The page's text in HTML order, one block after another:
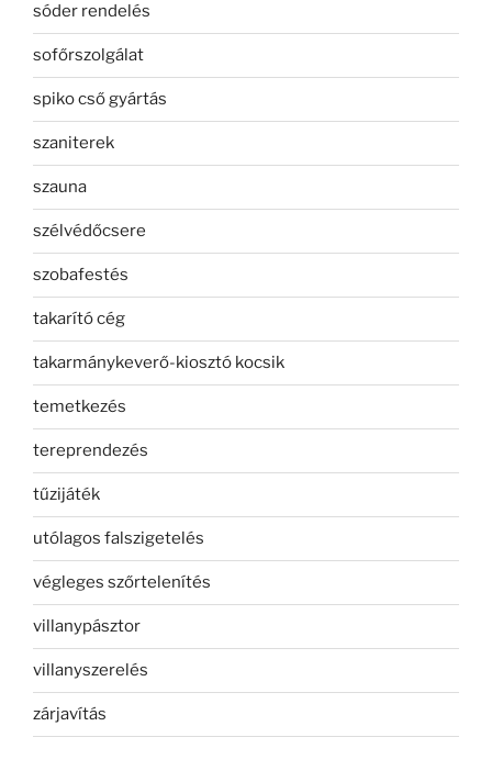
sóder rendelés
sofőrszolgálat
spiko cső gyártás
szaniterek
szauna
szélvédőcsere
szobafestés
takarító cég
takarmánykeverő-kiosztó kocsik
temetkezés
tereprendezés
tűzijáték
utólagos falszigetelés
végleges szőrtelenítés
villanypásztor
villanyszerelés
zárjavítás